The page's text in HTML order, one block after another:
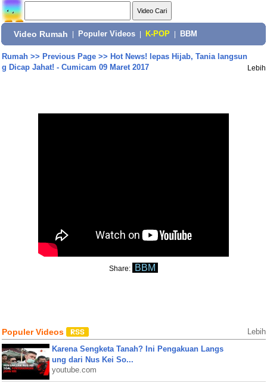
Video Rumah Populer Videos K-POP BBM
Rumah>> Previous Page>> Hot News! lepas Hijab, Tania langsun
g Dicap Jahat! - Cumicam 09 Maret 2017
Lebih
Share: BBM
Populer Videos Lebih
Karena Sengketa Tanah? Ini Pengakuan Langs
ung dari Nus Kei So...
youtube.com